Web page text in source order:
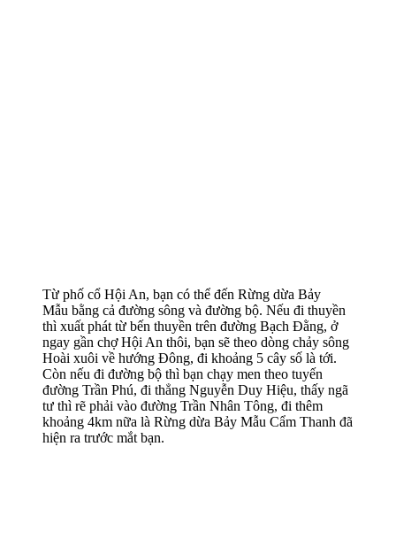
Từ phố cổ Hội An, bạn có thể đến Rừng dừa Bảy
Mẫu bằng cả đường sông và đường bộ. Nếu đi thuyền
thì xuất phát từ bến thuyền trên đường Bạch Đằng, ở
ngay gần chợ Hội An thôi, bạn sẽ theo dòng chảy sông
Hoài xuôi về hướng Đông, đi khoảng 5 cây số là tới.
Còn nếu đi đường bộ thì bạn chạy men theo tuyến
đường Trần Phú, đi thẳng Nguyễn Duy Hiệu, thấy ngã
tư thì rẽ phải vào đường Trần Nhân Tông, đi thêm
khoảng 4km nữa là Rừng dừa Bảy Mẫu Cẩm Thanh đã
hiện ra trước mắt bạn.